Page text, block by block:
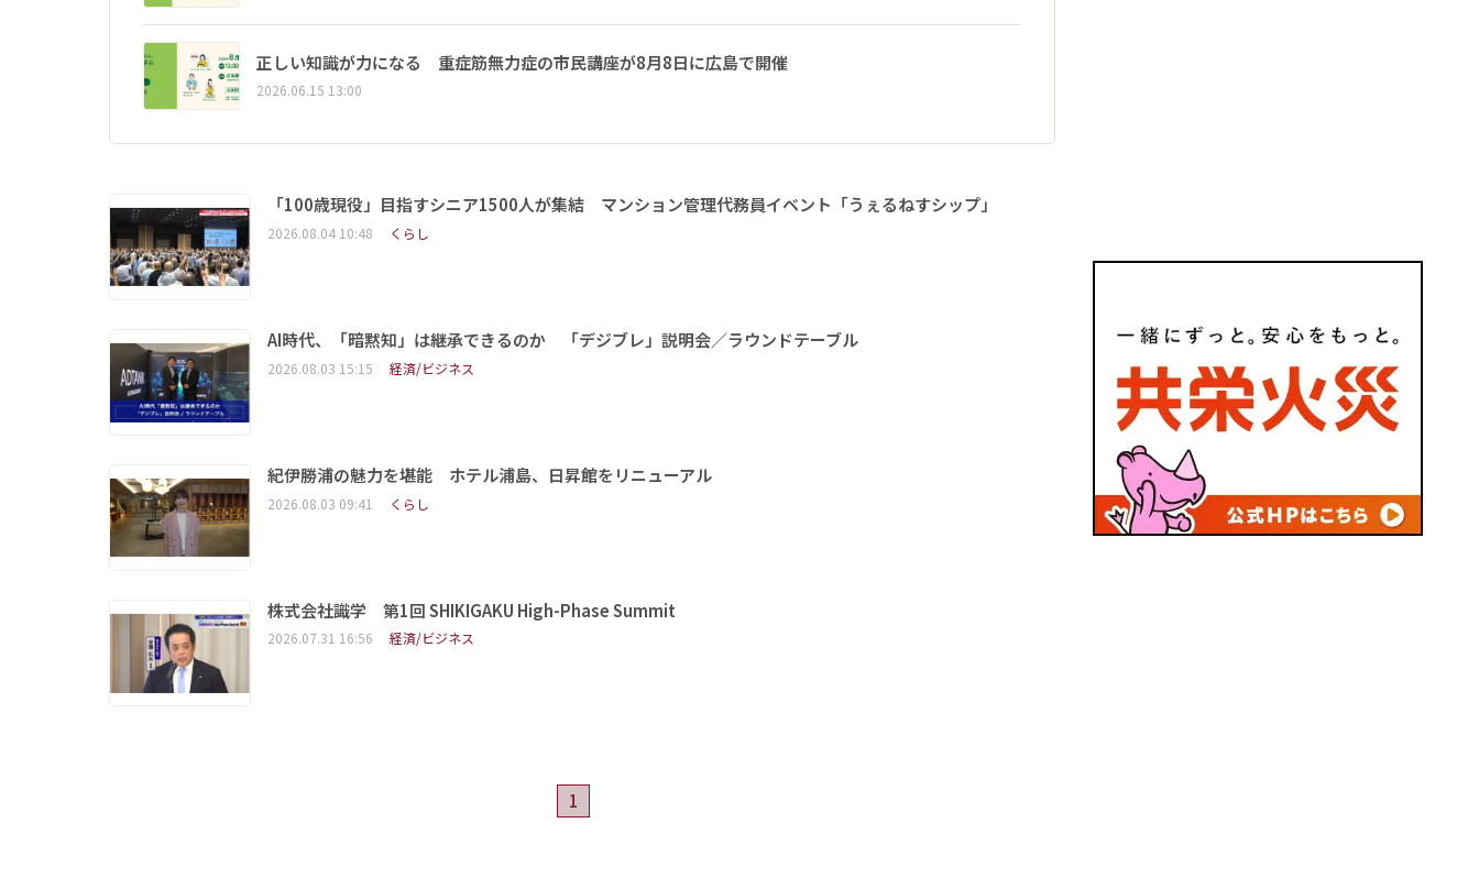
正しい知識が力になる 重症筋無力症の市民講座が8月8日に広島で開催
2026.06.15 13:00
「100歳現役」目指すシニア1500人が集結 マンション管理代務員イベント「うぇるねすシップ」
2026.08.04 10:48 くらし
AI時代、「暗黙知」は継承できるのか 「デジブレ」説明会／ラウンドテーブル
2026.08.03 15:15 経済/ビジネス
紀伊勝浦の魅力を堪能 ホテル浦島、日昇館をリニューアル
2026.08.03 09:41 くらし
株式会社識学 第1回 SHIKIGAKU High-Phase Summit
2026.07.31 16:56 経済/ビジネス
1